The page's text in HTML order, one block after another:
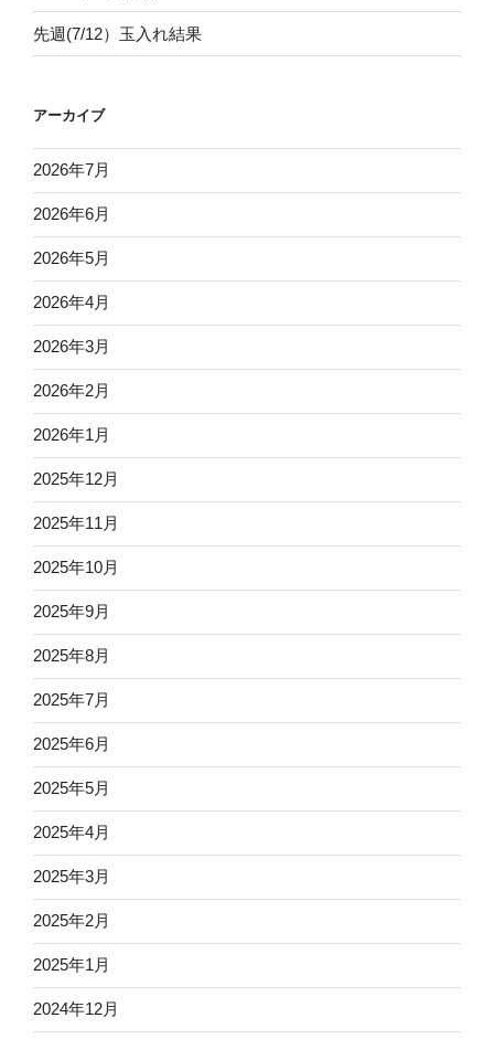
先週(7/12）玉入れ結果
アーカイブ
2026年7月
2026年6月
2026年5月
2026年4月
2026年3月
2026年2月
2026年1月
2025年12月
2025年11月
2025年10月
2025年9月
2025年8月
2025年7月
2025年6月
2025年5月
2025年4月
2025年3月
2025年2月
2025年1月
2024年12月